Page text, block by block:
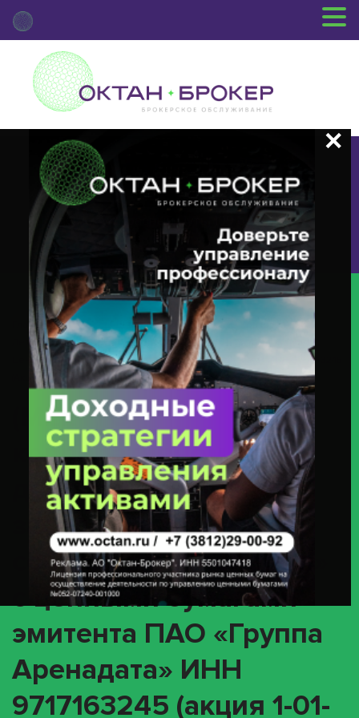
+7 (3812) 29-00-92
г.Омск ул.Красный Путь, 109 оф.510
Главная Новости Депозитария
(MEET) О Корпоративном
Действии «Годовое Заседание Общего Собрания Акционеров» С
Ценными Бумагами Эмитента ПАО «Группа Аренадата» ИНН 9717163245
(акция 1-01-87685-H / ISIN RU000A108ZR8)
(MEET) О
корпоративном
действии «Годовое
заседание общего
собрания акционеров»
с ценными бумагами
эмитента ПАО «Группа
Аренадата» ИНН
9717163245 (акция 1-01-